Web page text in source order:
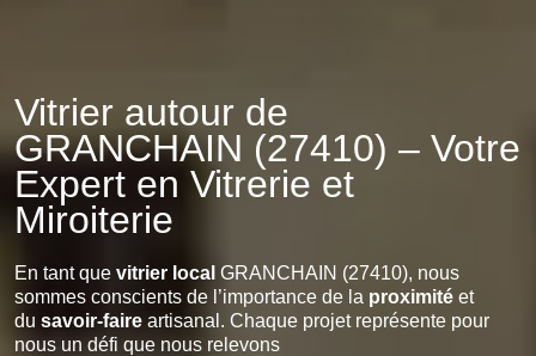
Vitrier autour de
GRANCHAIN (27410) – Votre
Expert en Vitrerie et
Miroiterie
En tant que vitrier local GRANCHAIN (27410), nous
sommes conscients de l’importance de la proximité et
du savoir-faire artisanal. Chaque projet représente pour
nous un défi que nous relevons